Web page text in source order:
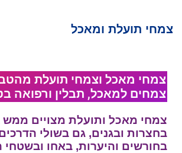
צמחי תועלת ומאכל
צמחי מאכל וצמחי תועלת
צמחים למאכל, תבלין ורפואה
צמחי מאכל ותועלת מצויים
בחצרות ובגנים, גם בשולי
בחורשים והיערות, באחו